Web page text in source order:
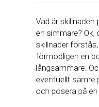
Vad är skillnaden
en simmare? Ok,
skillnader
förmodligen en
långsammare.
eventuellt sämre
och posera på